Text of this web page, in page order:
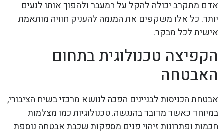
אדם מתקרב יכולה להקל על המעבר ולהפוך אותו לנעים
יותר. כל אלו משקפים את המגמה להעניק חוויה מותאמת
אישית לכל מבקר.
הקפיצה טכנולוגית בתחום
האבטחה
אבטחת הכניסות לבניינים הפכה לנושא מרכזי בשיח הציבורי,
במיוחד כאשר מדובר בהנגשה. טכנולוגיות כמו מצלמות
חכמות ופתרונות זיהוי פנים מספקות שכבת אבטחה נוספת